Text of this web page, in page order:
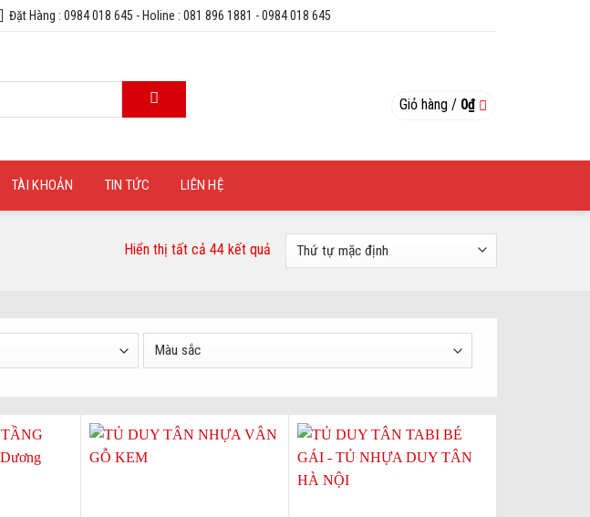
Đặt Hàng : 0984 018 645 - Holine : 081 896 1881 - 0984 018 645
Giỏ hàng / 0₫
TÀI KHOẢN TIN TỨC LIÊN HỆ
Hiển thị tất cả 44 kết quả